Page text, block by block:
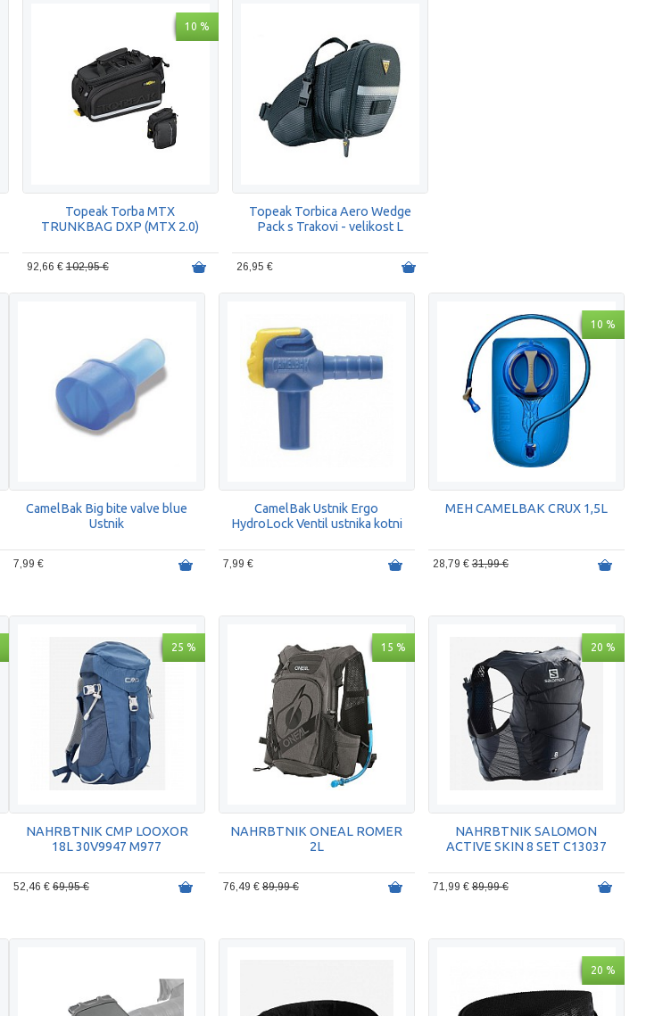
10 %
Topeak Torba MTX
TRUNKBAG DXP (MTX 2.0)
92,66 €102,95 €
Topeak Torbica Aero Wedge
Pack s Trakovi - velikost L
26,95 €
CamelBak Big bite valve blue
Ustnik
7,99 €
CamelBak Ustnik Ergo
HydroLock Ventil ustnika kotni
7,99 €
10 %
MEH CAMELBAK CRUX 1,5L
28,79 €31,99 €
25 %
NAHRBTNIK CMP LOOXOR
18L 30V9947 M977
52,46 € 69,95 €
15 %
NAHRBTNIK ONEAL ROMER
2L
76,49 €89,99 €
20 %
NAHRBTNIK SALOMON
ACTIVE SKIN 8 SET C13037
71,99 €89,99 €
20 %